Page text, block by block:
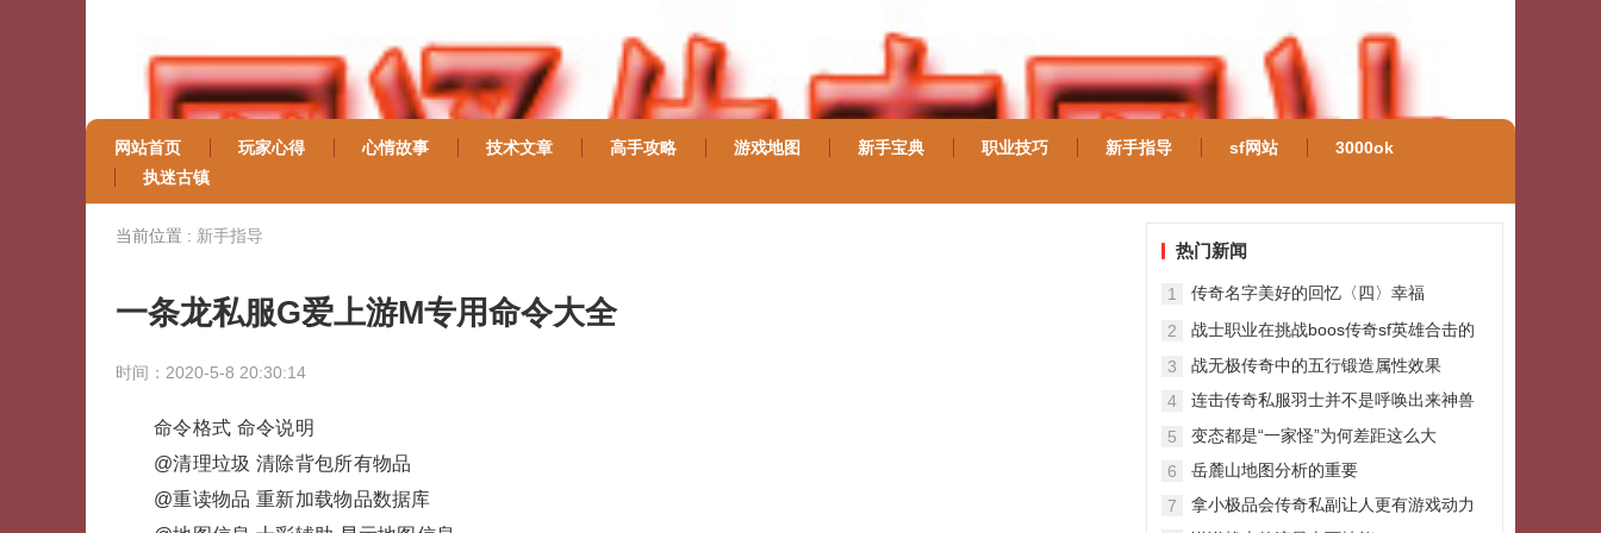
网站首页 玩家心得 心情故事 技术文章 高手攻略 游戏地图 新手宝典 职业技巧 新手指导 sf网站
3000ok
执迷古镇
当前位置 : 新手指导
一条龙私服G爱上游M专用命令大全
时间：2020-5-8 20:30:14
命令格式 命令说明
@清理垃圾 清除背包所有物品
@重读物品 重新加载物品数据库
热门新闻
1
传奇名字美好的回忆〈四〉幸福
2
战士职业在挑战boos传奇sf英雄合击的
3
战无极传奇中的五行锻造属性效果
4
连击传奇私服羽士并不是呼唤出来神兽
5
变态都是“一家怪”为何差距这么大
6
岳麓山地图分析的重要
7
拿小极品会传奇私副让人更有游戏动力